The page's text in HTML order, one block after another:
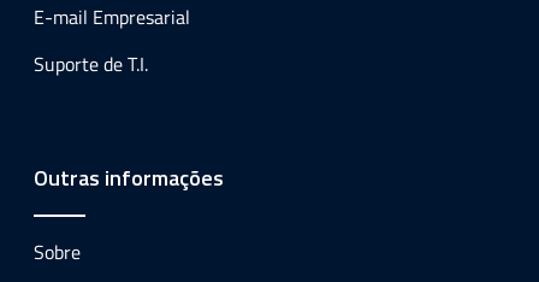
E-mail Empresarial
Suporte de T.I.
Outras informações
Sobre